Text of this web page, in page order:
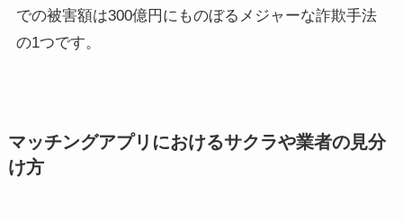
での被害額は300億円にものぼるメジャーな詐欺手法
の1つです。
マッチングアプリにおけるサクラや業者の見分
け方